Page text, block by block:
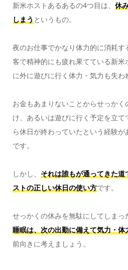
新米ホストあるあるの4つ目は、 休
しまうというもの。
夜のお仕事でかなり体力的に消耗
客で精神的にも疲れ果てている新米
に外に遊びに行く体力・気力も失わ
お金もあまりないことからせっか
け、あるいは遊びに行く予定を立
ら休日が終わっていたという経験
です。
しかし、 それは誰もが通ってきた
ストの正しい休日の使い方です。
せっかくの休みを無駄にしてしまっ
睡眠は、次の出勤に備えて気力・
前向きに考えましょう。